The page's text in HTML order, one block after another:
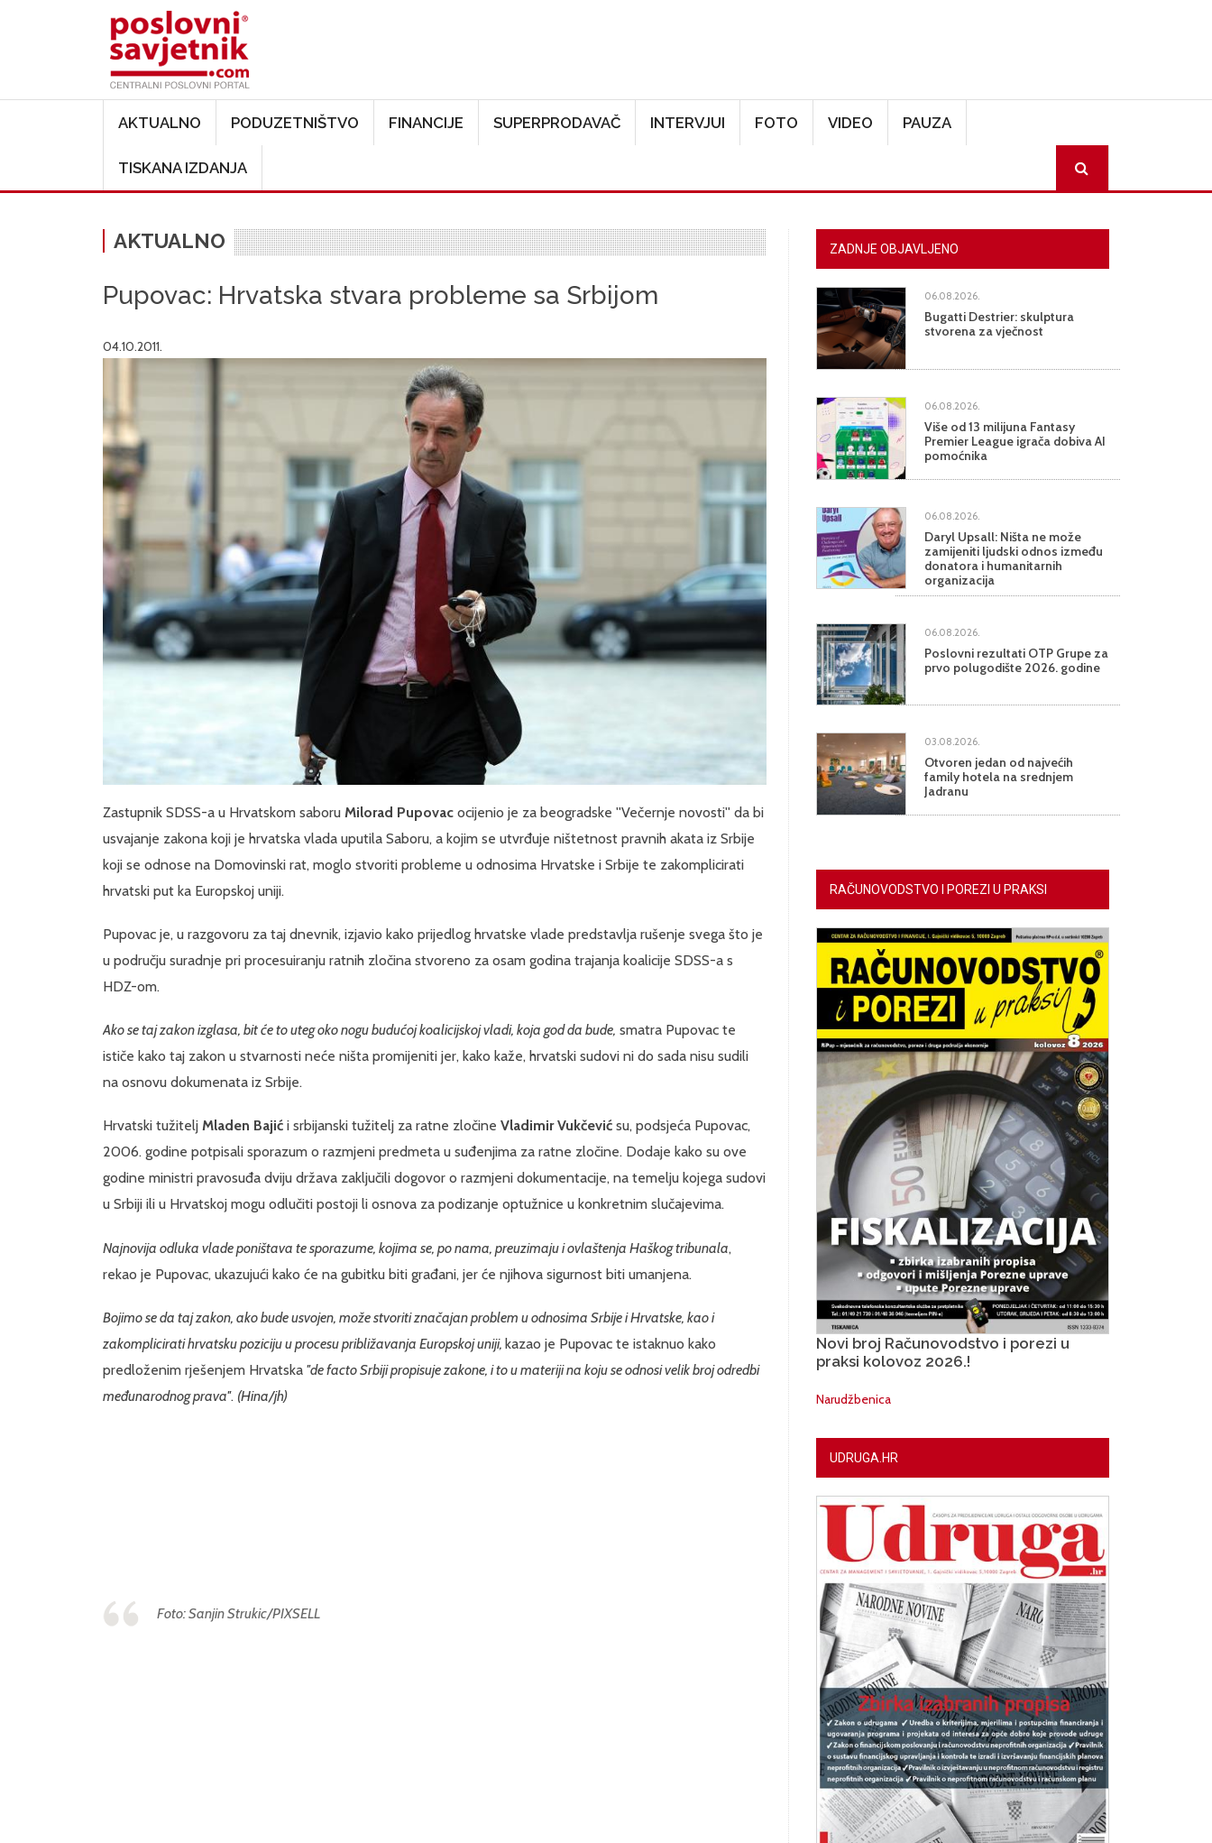
AKTUALNO PODUZETNIŠTVO FINANCIJE SUPERPRODAVAČ INTERVJUI FOTO VIDEO PAUZA
TISKANA IZDANJA
AKTUALNO
Pupovac: Hrvatska stvara probleme sa Srbijom
04.10.2011.
Zastupnik SDSS-a u Hrvatskom saboru Milorad Pupovac ocijenio je za beogradske ''Večernje novosti'' da bi
usvajanje zakona koji je hrvatska vlada uputila Saboru, a kojim se utvrđuje ništetnost pravnih akata iz Srbije
koji se odnose na Domovinski rat, moglo stvoriti probleme u odnosima Hrvatske i Srbije te zakomplicirati
hrvatski put ka Europskoj uniji.
Pupovac je, u razgovoru za taj dnevnik, izjavio kako prijedlog hrvatske vlade predstavlja rušenje svega što je
u području suradnje pri procesuiranju ratnih zločina stvoreno za osam godina trajanja koalicije SDSS-a s
HDZ-om.
Ako se taj zakon izglasa, bit će to uteg oko nogu budućoj koalicijskoj vladi, koja god da bude, smatra Pupovac te
ističe kako taj zakon u stvarnosti neće ništa promijeniti jer, kako kaže, hrvatski sudovi ni do sada nisu sudili
na osnovu dokumenata iz Srbije.
Hrvatski tužitelj Mladen Bajić i srbijanski tužitelj za ratne zločine Vladimir Vukčević su, podsjeća Pupovac,
2006. godine potpisali sporazum o razmjeni predmeta u suđenjima za ratne zločine. Dodaje kako su ove
godine ministri pravosuđa dviju država zaključili dogovor o razmjeni dokumentacije, na temelju kojega sudovi
u Srbiji ili u Hrvatskoj mogu odlučiti postoji li osnova za podizanje optužnice u konkretnim slučajevima.
Najnovija odluka vlade poništava te sporazume, kojima se, po nama, preuzimaju i ovlaštenja Haškog tribunala,
rekao je Pupovac, ukazujući kako će na gubitku biti građani, jer će njihova sigurnost biti umanjena.
Bojimo se da taj zakon, ako bude usvojen, može stvoriti značajan problem u odnosima Srbije i Hrvatske, kao i
zakomplicirati hrvatsku poziciju u procesu približavanja Europskoj uniji, kazao je Pupovac te istaknuo kako
predloženim rješenjem Hrvatska ''de facto Srbiji propisuje zakone, i to u materiji na koju se odnosi velik broj odredbi
međunarodnog prava''. (Hina/jh)
Foto: Sanjin Strukic/PIXSELL
ZADNJE OBJAVLJENO
06.08.2026.
Bugatti Destrier: skulptura
stvorena za vječnost
06.08.2026.
Više od 13 milijuna Fantasy
Premier League igrača dobiva AI
pomoćnika
06.08.2026.
Daryl Upsall: Ništa ne može
zamijeniti ljudski odnos između
donatora i humanitarnih
organizacija
06.08.2026.
Poslovni rezultati OTP Grupe za
prvo polugodište 2026. godine
03.08.2026.
Otvoren jedan od najvećih
family hotela na srednjem
Jadranu
RAČUNOVODSTVO I POREZI U PRAKSI
Novi broj Računovodstvo i porezi u
praksi kolovoz 2026.!
Narudžbenica
UDRUGA.HR